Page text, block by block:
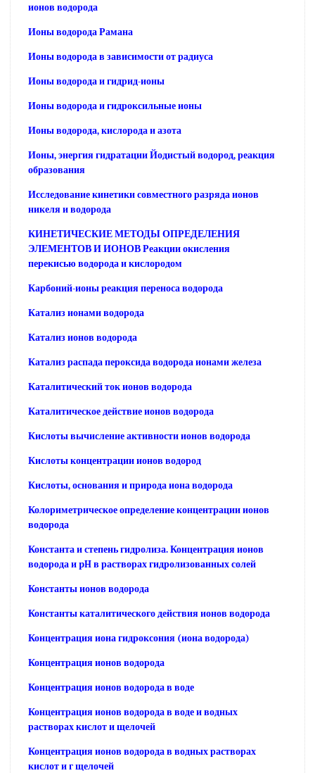
ионов водорода
Ионы водорода Рамана
Ионы водорода в зависимости от радиуса
Ионы водорода и гидрид-ионы
Ионы водорода и гидроксильные ионы
Ионы водорода, кислорода и азота
Ионы, энергия гидратации Йодистый водород, реакция
образования
Исследование кинетики совместного разряда ионов
никеля и водорода
КИНЕТИЧЕСКИЕ МЕТОДЫ ОПРЕДЕЛЕНИЯ
ЭЛЕМЕНТОВ И ИОНОВ Реакции окисления
перекисью водорода и кислородом
Карбоний-ионы реакция переноса водорода
Катализ ионами водорода
Катализ ионов водорода
Катализ распада пероксида водорода ионами железа
Каталитический ток ионов водорода
Каталитическое действие ионов водорода
Кислоты вычисление активности ионов водорода
Кислоты концентрации ионов водород
Кислоты, основания и природа иона водорода
Колориметрическое определение концентрации ионов
водорода
Константа и степень гидролиза. Концентрация ионов
водорода и pH в растворах гидролизованных солей
Константы ионов водорода
Константы каталитического действия ионов водорода
Концентрация иона гидроксония (иона водорода)
Концентрация ионов водорода
Концентрация ионов водорода в воде
Концентрация ионов водорода в воде и водных
растворах кислот и щелочей
Концентрация ионов водорода в водных растворах
кислот и г щелочей